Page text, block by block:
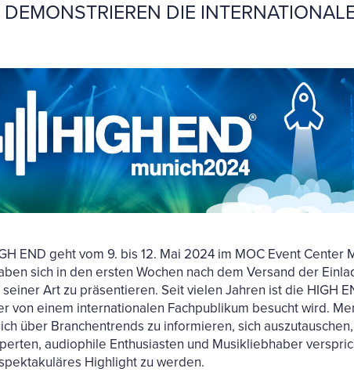
DIE
END geht vom 9. bis 12. Mai 2024 im MOC Event Center
sich in den ersten Wochen nach dem Versand der
Art zu präsentieren. Seit vielen Jahren ist die HIGH
von einem internationalen Fachpublikum besucht wird.
über Branchentrends zu informieren, sich
audiophile Enthusiasten und Musikliebhaber
Highlight zu werden.